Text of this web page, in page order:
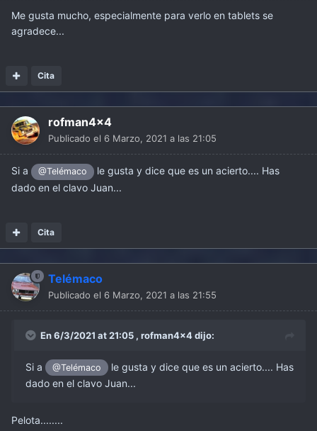
Me gusta mucho, especialmente para verlo en tablets se
agradece...
Cita
rofman4x4
Publicado el 6 Marzo, 2021 a las 21:05
Si a @Telémaco
le gusta y dice que es un acierto.... Has
dado en el clavo Juan...
Cita
Telémaco
Publicado el 6 Marzo, 2021 a las 21:55
En 6/3/2021 at 21:05 , rofman4x4dijo:
Si a @Telémaco
le gusta y dice que es un acierto.... Has
dado en el clavo Juan...
Pelota........